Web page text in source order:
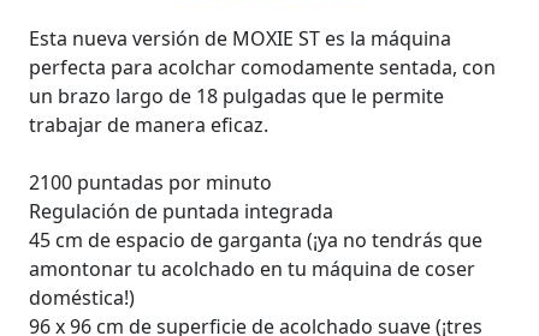
Esta nueva versión de MOXIE ST es la máquina
perfecta para acolchar comodamente sentada, con
un brazo largo de 18 pulgadas que le permite
trabajar de manera eficaz.
2100 puntadas por minuto
Regulación de puntada integrada
45 cm de espacio de garganta (¡ya no tendrás que
amontonar tu acolchado en tu máquina de coser
doméstica!)
96 x 96 cm de superficie de acolchado suave (¡tres